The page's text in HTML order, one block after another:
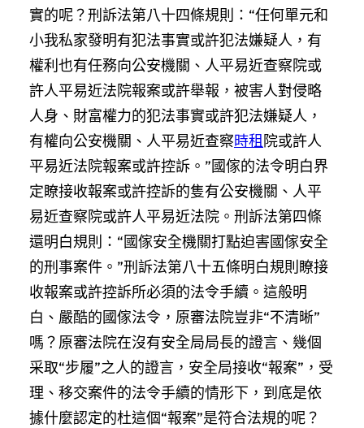
實的呢？刑訴法第八十四條規則：“任何單元和
小我私家發明有犯法事實或許犯法嫌疑人，有
權利也有任務向公安機關、人平易近查察院或
許人平易近法院報案或許舉報，被害人對侵略
人身、財富權力的犯法事實或許犯法嫌疑人，
有權向公安機關、人平易近查察時租院或許人
平易近法院報案或許控訴。”國傢的法令明白界
定瞭接收報案或許控訴的隻有公安機關、人平
易近查察院或許人平易近法院。刑訴法第四條
還明白規則：“國傢安全機關打點迫害國傢安全
的刑事案件。”刑訴法第八十五條明白規則瞭接
收報案或許控訴所必須的法令手續。這般明
白、嚴酷的國傢法令，原審法院豈非“不清晰”
嗎？原審法院在沒有安全局局長的證言、幾個
采取“步履”之人的證言，安全局接收“報案”，受
理、移交案件的法令手續的情形下，到底是依
據什麼認定的杜這個“報案”是符合法規的呢？